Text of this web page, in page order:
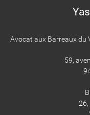
Avocat aux Barreaux du
59,
26,